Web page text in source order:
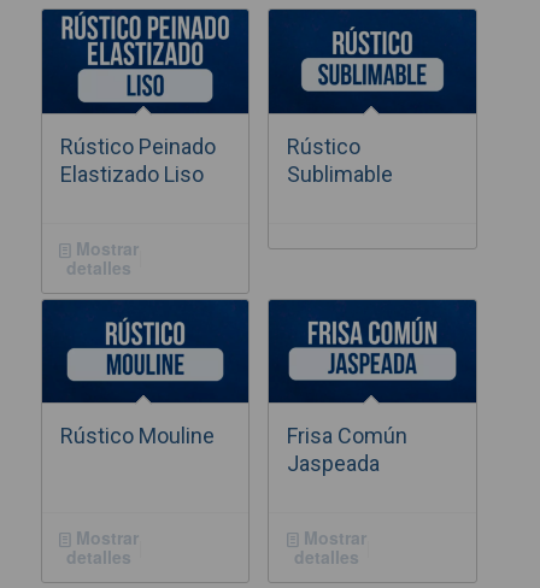
Rústico Peinado
Elastizado Liso
Mostrar
detalles
Rústico
Sublimable
Rústico Mouline
Mostrar
detalles
Frisa Común
Jaspeada
Mostrar
detalles